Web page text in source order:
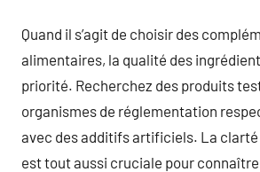
Quand il s’agit de choisir des
alimentaires, la qualité des
priorité. Recherchez des produits
organismes de réglementation
avec des additifs artificiels. La clarté
est tout aussi cruciale pour